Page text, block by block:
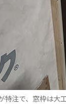
特注で、窓枠は大